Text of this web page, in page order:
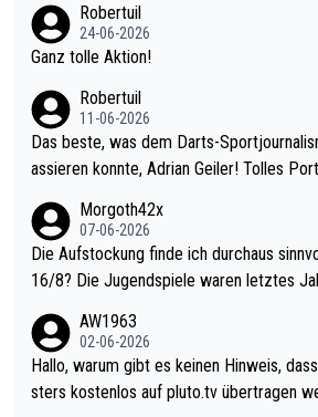
mal 40+ erst recht. Da gewinnst keinen Blumentopf - ist ja noc
h krasser wie ein Pokalspiel eines Kreisligisten vs einem Bund
Robertuil
24-06-2026
Ganz tolle Aktion!
Robertuil
11-06-2026
Das beste, was dem Darts-
assieren konnte, Adrian Geiler! Tolles
Morgoth42x
07-06-2026
Die Aufstockung finde ich durchaus
16/8? Die Jugendspiele waren letztes Jahr durchaus sehr kurz
Allerdings ist Mitchell Lawrie als Nummer 1 der Welt eh qualifi
ziert. Somit ändert die automatische
sters erstmal nichts. Ich denke sie wollen damit für nächstes J
AW1963
02-06-2026
Hallo, warum gibt es keinen Hinweis, dass die Nordic Darts Ma
sters kostenlos auf pluto.tv übertragen